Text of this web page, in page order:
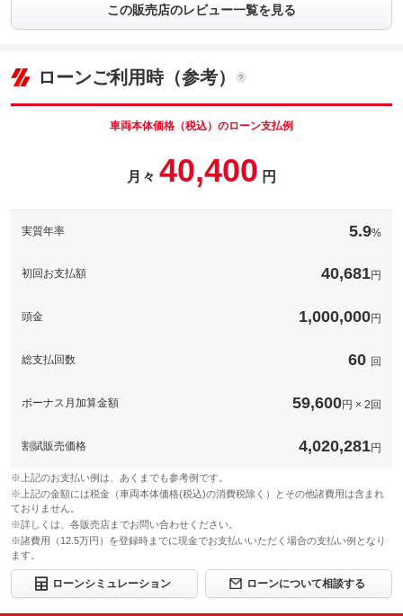
この販売店のレビュー一覧を見る
ローンご利用時（参考）
車両本体価格（税込）のローン支払例
月々 40,400 円
実質年率 5.9%
初回お支払額 40,681円
頭金 1,000,000円
総支払回数 60 回
ボーナス月加算金額 59,600円 × 2回
割賦販売価格 4,020,281円
※上記のお支払い例は、あくまでも参考例です。
※上記の金額には税金（車両本体価格(税込)の消費税除く）とその他諸費用は含まれ
ておりません。
※詳しくは、各販売店までお問い合わせください。
※諸費用（12.5万円）を登録時までに現金でお支払いいただく場合の支払い例となり
ます。
ローンシミュレーション ローンについて相談する